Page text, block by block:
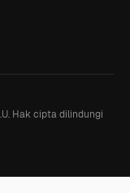
Hak cipta dilindungi